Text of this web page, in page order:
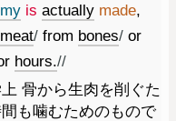
is actually made,
meat/ from bones/ or
hours.//
骨から生肉を削ぐた
も噛むためのもので